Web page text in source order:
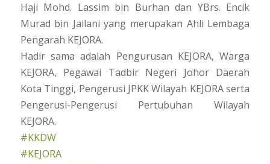
Haji Mohd. Lassim bin Burhan dan YBrs. Encik
Murad bin Jailani yang merupakan Ahli Lembaga
Pengarah KEJORA.
Hadir sama adalah Pengurusan KEJORA, Warga
KEJORA, Pegawai Tadbir Negeri Johor Daerah
Kota Tinggi, Pengerusi JPKK Wilayah KEJORA serta
Pengerusi-Pengerusi Pertubuhan Wilayah
KEJORA.
#KKDW
#KEJORA